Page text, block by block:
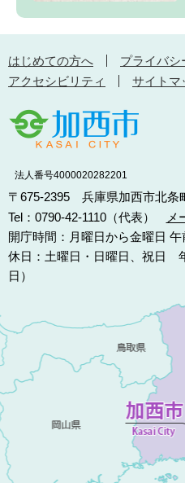
はじめての方へ
プライバシ
アクセシビリティ
サイトマ
法人番号4000020282201
〒675-2395 兵庫県加西市北条
Tel：0790-42-1110（代表）
メ
開庁時間：月曜日から金曜日
休日：土曜日・日曜日、祝日
日）